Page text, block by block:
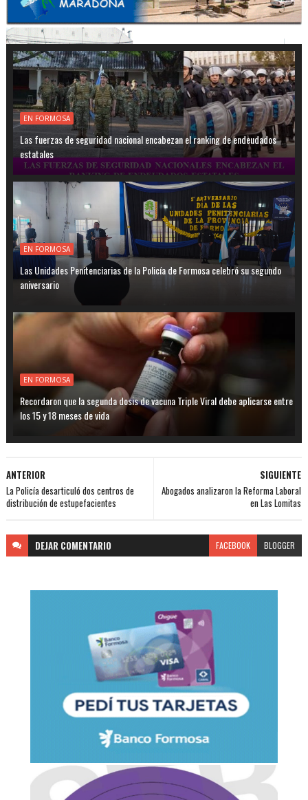
EN FORMOSA
Las fuerzas de seguridad nacional encabezan el ranking de endeudados
estatales
EN FORMOSA
Las Unidades Penitenciarias de la Policía de Formosa celebró su segundo
aniversario
EN FORMOSA
Recordaron que la segunda dosis de vacuna Triple Viral debe aplicarse entre
los 15 y 18 meses de vida
SIGUIENTE
Abogados analizaron la Reforma Laboral
en Las Lomitas
ANTERIOR
La Policía desarticuló dos centros de
distribución de estupefacientes
DEJAR COMENTARIO FACEBOOK BLOGGER